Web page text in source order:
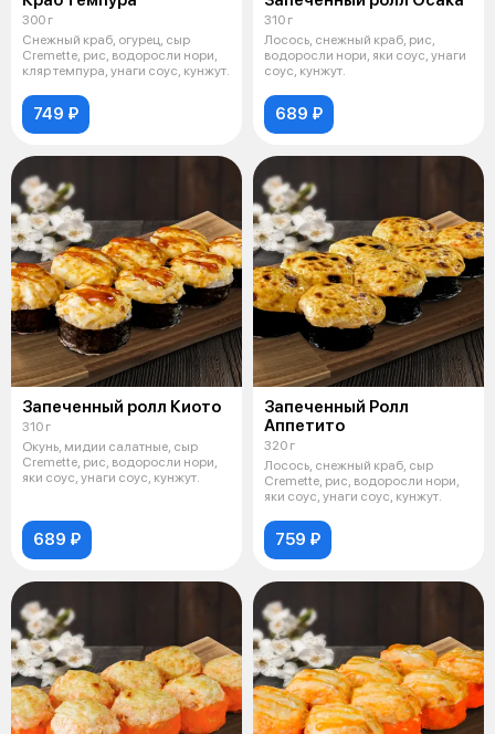
300 г
Снежный краб, огурец, сыр
Cremette, рис, водоросли нори,
кляр темпура, унаги соус, кунжут.
749 ₽
310 г
Лосось, снежный краб, рис,
водоросли нори, яки соус, унаги
соус, кунжут.
689 ₽
Запеченный ролл Киото
310 г
Окунь, мидии салатные, сыр
Cremette, рис, водоросли нори,
яки соус, унаги соус, кунжут.
689 ₽
Запеченный Ролл
Аппетито
320 г
Лосось, снежный краб, сыр
Cremette, рис, водоросли нори,
яки соус, унаги соус, кунжут.
759 ₽